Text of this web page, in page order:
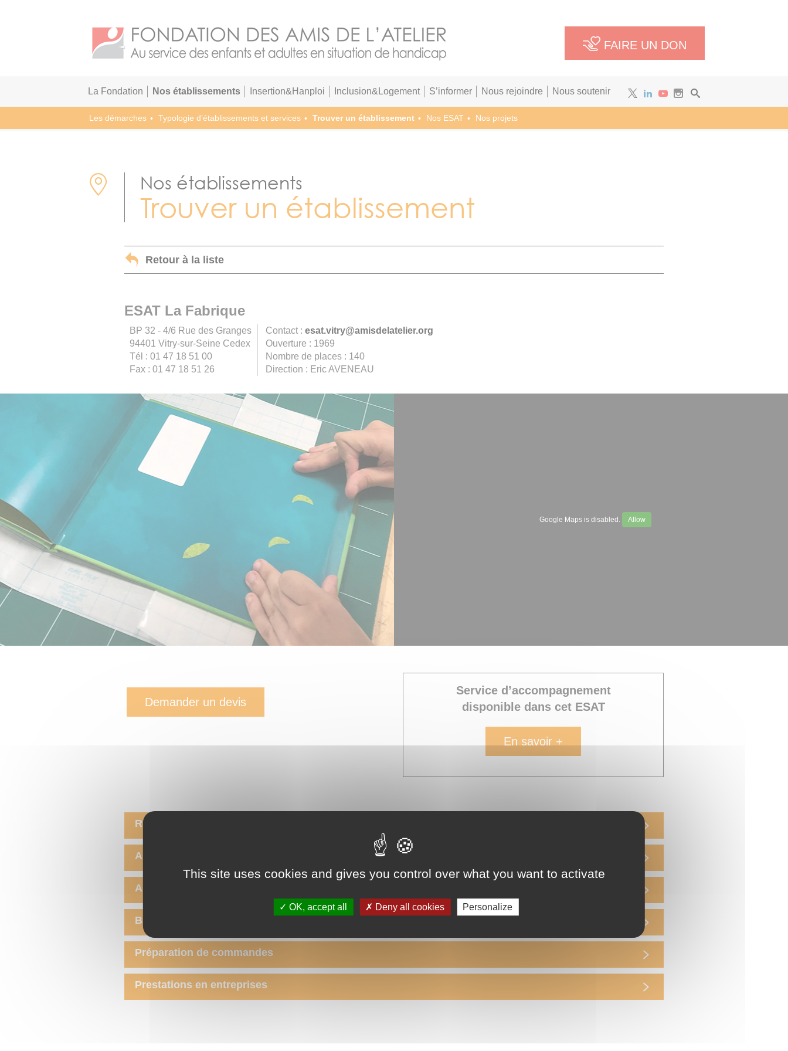
FAIRE UN DON
La Fondation Nos établissements
Les démarches Typologie d’établissements et services Trouver un établissement Nos ESAT Nos projets
Insertion&Hanploi Inclusion&Logement S’informer Nous rejoindre Nous soutenir
Nos établissements
Trouver un établissement
Retour à la liste
ESAT La Fabrique
BP 32 - 4/6 Rue des Granges
94401 Vitry-sur-Seine Cedex
Tél : 01 47 18 51 00
Fax : 01 47 18 51 26
Contact : esat.vitry@amisdelatelier.org
Ouverture : 1969
Nombre de places : 140
Direction : Eric AVENEAU
Google Maps is disabled. Allow
Demander un devis
Service d’accompagnement
disponible dans cet ESAT
En savoir +
Restauration / Traiteur
Arts du papier / Reprographie / FALC
Assemblage / Montage
Blanchisserie
Préparation de commandes
Prestations en entreprises
This site uses cookies and gives you control over what you want to activate
OK, accept all Deny all cookies Personalize